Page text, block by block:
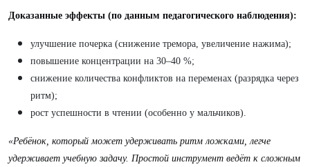
Доказанные эффекты (по данным педагогического наблюдения):
улучшение почерка (снижение тремора, увеличение нажима);
повышение концентрации на 30–40 %;
снижение количества конфликтов на переменах (разрядка через
ритм);
рост успешности в чтении (особенно у мальчиков).
«Ребёнок, который может удерживать ритм ложками, легче
удерживает учебную задачу. Простой инструмент ведёт к сложным